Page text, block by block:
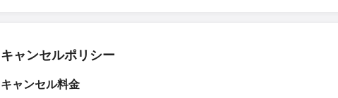
キャンセルポリシー
キャンセル料金